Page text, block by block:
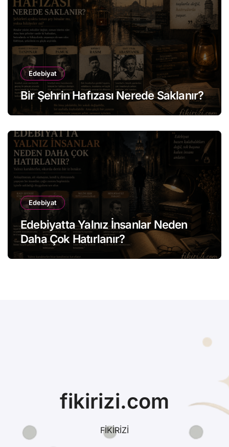
Edebiyat
Bir Şehrin Hafızası Nerede Saklanır?
Edebiyat
Edebiyatta Yalnız İnsanlar Neden
Daha Çok Hatırlanır?
fikirizi.com
FİKİRİZİ